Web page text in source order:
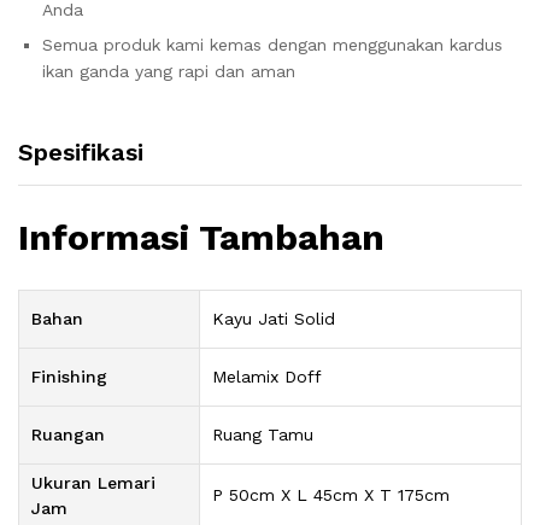
Anda
Semua produk kami kemas dengan menggunakan kardus
ikan ganda yang rapi dan aman
Spesifikasi
Informasi Tambahan
Bahan Kayu Jati Solid
Finishing Melamix Doff
Ruangan Ruang Tamu
Ukuran Lemari
Jam
P 50cm X L 45cm X T 175cm